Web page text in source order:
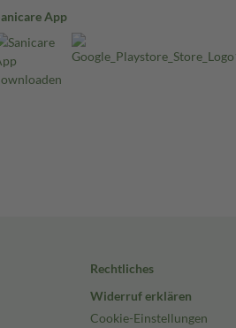
App
Rechtliches
Widerruf erklären
Cookie-Einstellungen